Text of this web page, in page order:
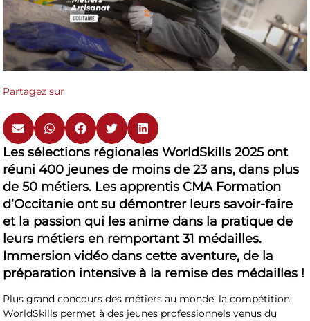
Partagez sur
Les sélections régionales WorldSkills 2025 ont
réuni 400 jeunes de moins de 23 ans, dans plus
de 50 métiers. Les apprentis CMA Formation
d’Occitanie ont su démontrer leurs savoir-faire
et la passion qui les anime dans la pratique de
leurs métiers en remportant 31 médailles.
Immersion vidéo dans cette aventure, de la
préparation intensive à la remise des médailles !
Plus grand concours des métiers au monde, la compétition
WorldSkills permet à des jeunes professionnels venus du